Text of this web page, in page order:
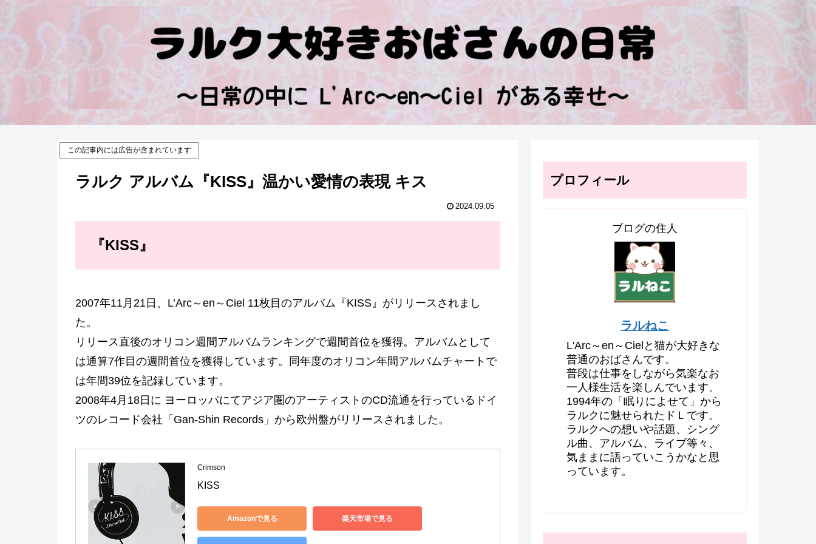
この記事内には広告が含まれています
ラルク アルバム『KISS』温かい愛情の表現 キス
2024.09.05
『KISS』
2007年11月21日、L’Arc～en～Ciel 11枚目のアルバム『KISS』がリリースされまし
た。
リリース直後のオリコン週間アルバムランキングで週間首位を獲得。アルバムとして
は通算7作目の週間首位を獲得しています。同年度のオリコン年間アルバムチャートで
は年間39位を記録しています。
2008年4月18日に ヨーロッパにてアジア圏のアーティストのCD流通を行っているドイ
ツのレコード会社「Gan-Shin Records」から欧州盤がリリースされました。
Crimson
KISS
Amazonで見る 楽天市場で見る
プロフィール
ブログの住人
ラルねこ
L'Arc～en～Cielと猫が大好きな
普通のおばさんです。
普段は仕事をしながら気楽なお
一人様生活を楽しんでいます。
1994年の「眠りによせて」から
ラルクに魅せられたドＬです。
ラルクへの想いや話題、シング
ル曲、アルバム、ライブ等々、
気ままに語っていこうかなと思
っています。